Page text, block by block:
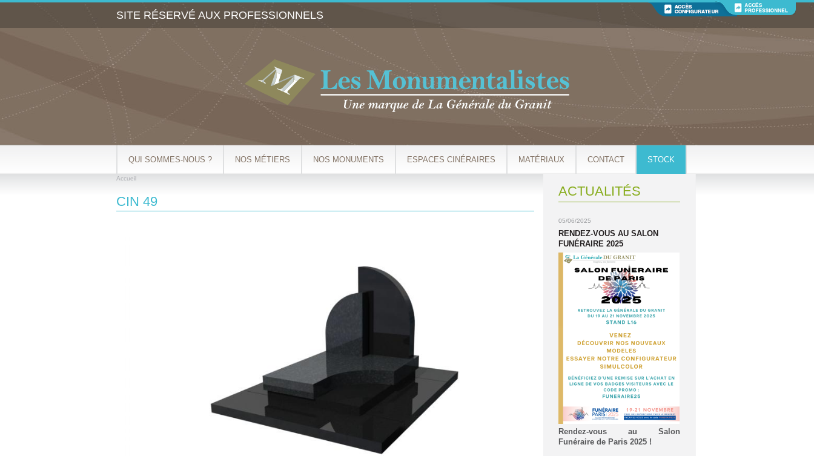
SITE RÉSERVÉ AUX PROFESSIONNELS
QUI SOMMES-NOUS ? NOS MÉTIERS NOS MONUMENTS ESPACES CINÉRAIRES MATÉRIAUX CONTACT STOCK
Accueil
CIN 49
ACTUALITÉS
05/06/2025
RENDEZ-VOUS AU SALON
FUNÉRAIRE 2025
Rendez-vous au Salon
Funéraire de Paris 2025 !